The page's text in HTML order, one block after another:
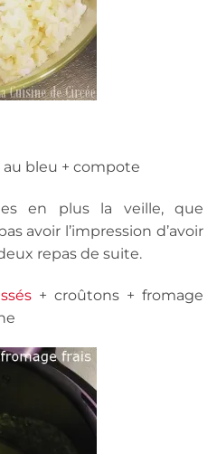
au bleu + compote
en plus la veille, que
avoir l’impression d’avoir
repas de suite.
+ croûtons + fromage